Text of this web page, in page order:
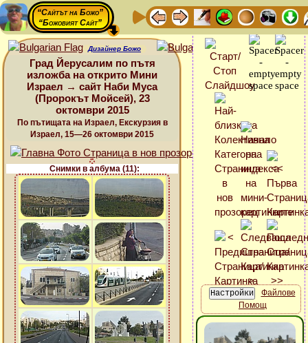
“Сайтът на Божо”
“Божовият Сайт”
Дизайнер Божо
Град Йерусалим по пътя
изложба на открито Мини
Израел → сайт Наби Муса
(Пророкът Мойсей), 23
октомври 2015
По пътищата на Израел, Екскурзия в
Израел, 15—26 октомври 2015
Снимки в албума (11):
Файлове
Помощ